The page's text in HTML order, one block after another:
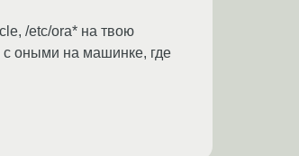
/etc/ora* на твою
с оными на машинке, где